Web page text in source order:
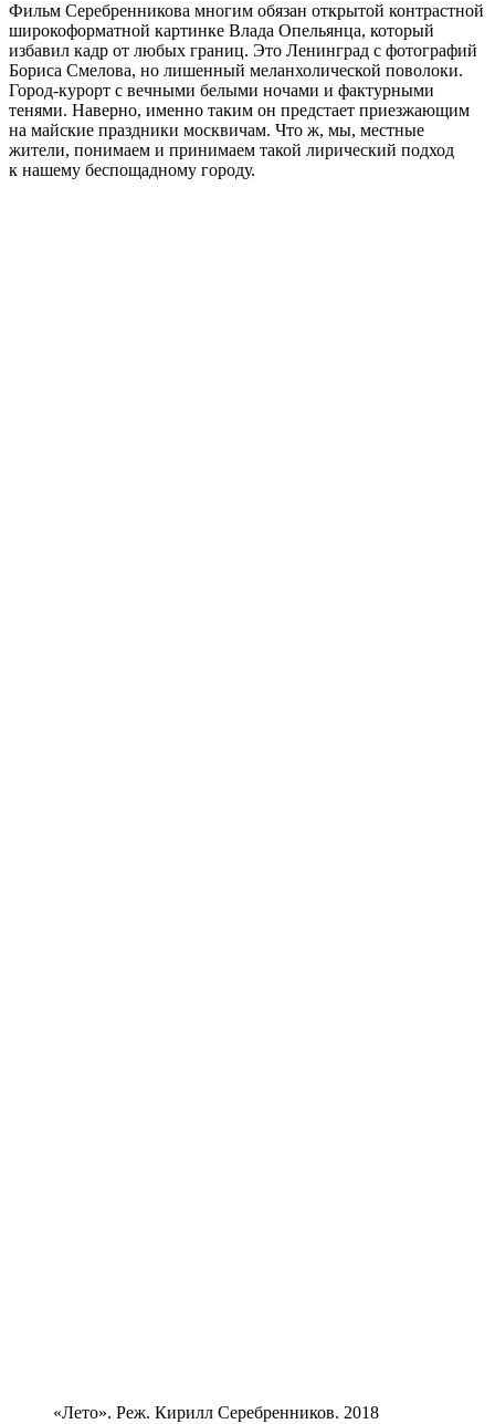
Фильм Серебренникова многим обязан открытой контрастной
широкоформатной картинке Влада Опельянца, который
избавил кадр от любых границ. Это Ленинград с фотографий
Бориса Смелова, но лишенный меланхолической поволоки.
Город-курорт с вечными белыми ночами и фактурными
тенями. Наверно, именно таким он предстает приезжающим
на майские праздники москвичам. Что ж, мы, местные
жители, понимаем и принимаем такой лирический подход
к нашему беспощадному городу.
«Лето». Реж. Кирилл Серебренников. 2018